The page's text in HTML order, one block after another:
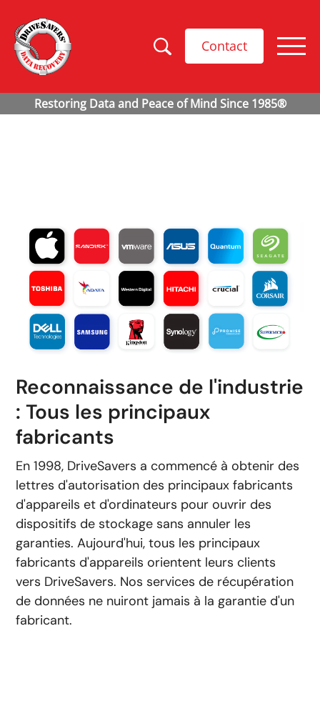
Contact
Reconnaissance de l'industrie
: Tous les principaux
fabricants
En 1998, DriveSavers a commencé à obtenir des
lettres d'autorisation des principaux fabricants
d'appareils et d'ordinateurs pour ouvrir des
dispositifs de stockage sans annuler les
garanties.Aujourd'hui, tous les principaux
fabricants d'appareils orientent leurs clients
vers DriveSavers. Nos services de récupération
de données ne nuiront jamais à la garantie d'un
fabricant.